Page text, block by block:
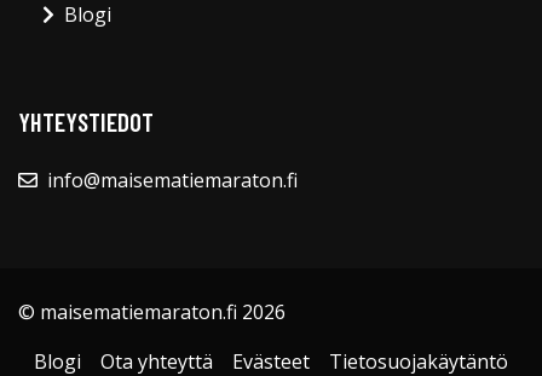
Blogi
YHTEYSTIEDOT
info@maisematiemaraton.fi
© maisematiemaraton.fi 2026
Blogi
Ota yhteyttä Evästeet Tietosuojakäytäntö